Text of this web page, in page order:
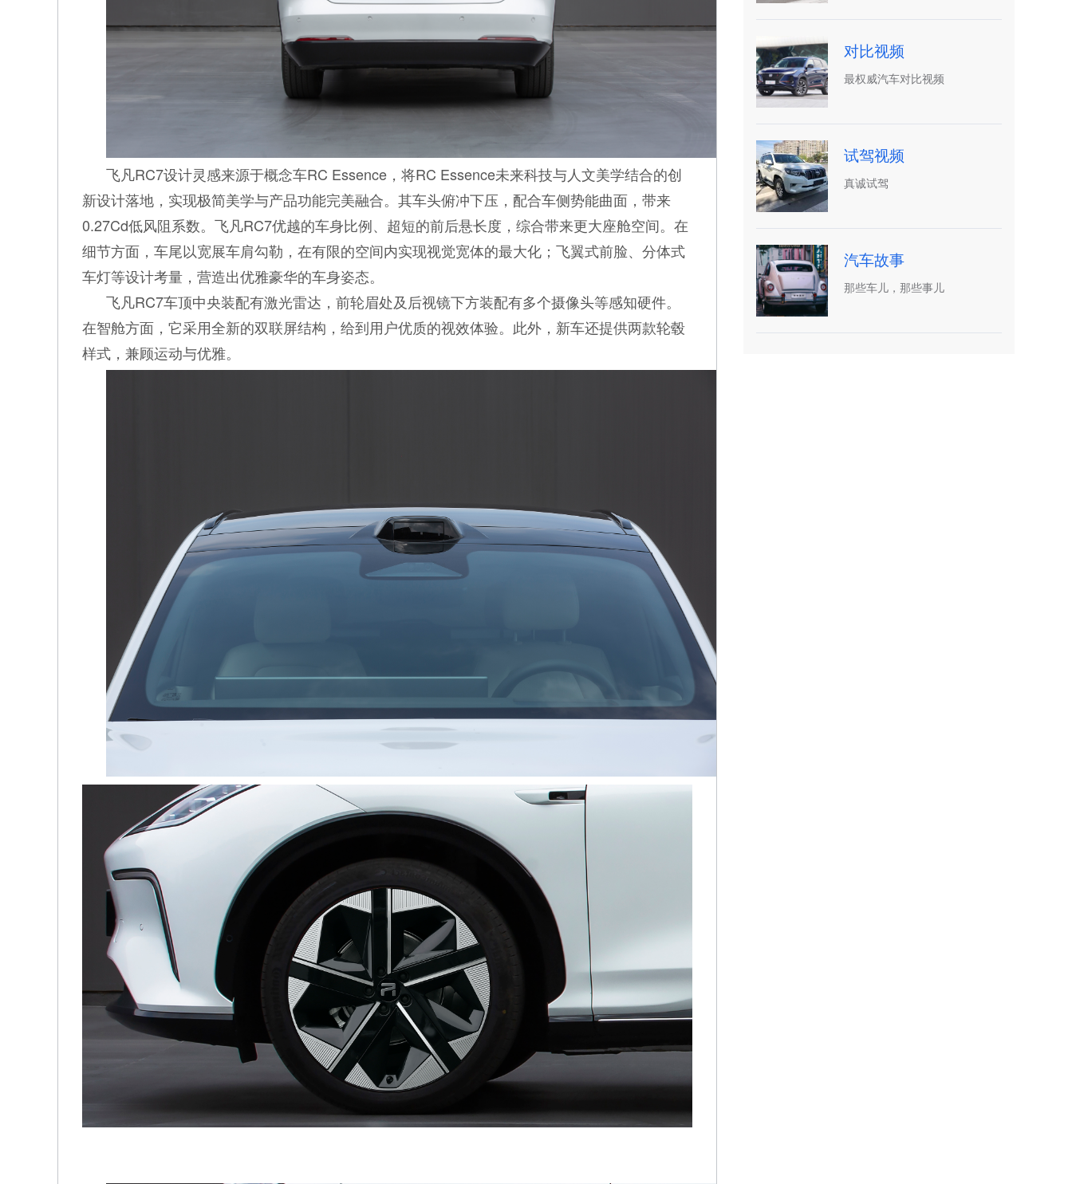
飞凡RC7设计灵感来源于概念车RC Essence，将RC Essence未来科技与人文美学结合的创
新设计落地，实现极简美学与产品功能完美融合。其车头俯冲下压，配合车侧势能曲面，带来
0.27Cd低风阻系数。飞凡RC7优越的车身比例、超短的前后悬长度，综合带来更大座舱空间。在
细节方面，车尾以宽展车肩勾勒，在有限的空间内实现视觉宽体的最大化；飞翼式前脸、分体式
车灯等设计考量，营造出优雅豪华的车身姿态。
飞凡RC7车顶中央装配有激光雷达，前轮眉处及后视镜下方装配有多个摄像头等感知硬件。
在智舱方面，它采用全新的双联屏结构，给到用户优质的视效体验。此外，新车还提供两款轮毂
样式，兼顾运动与优雅。
对比视频
最权威汽车对比视频
试驾视频
真诚试驾
汽车故事
那些车儿，那些事儿